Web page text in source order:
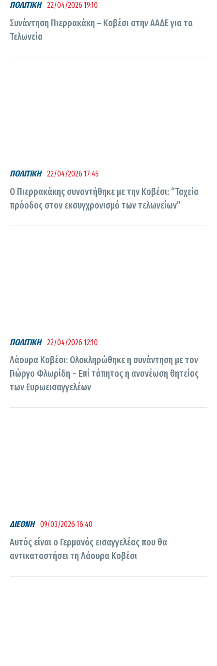
ΠΟΛΙΤΙΚΗ 22/04/2026 19:10
Συνάντηση Πιερρακάκη – Κοβέσι στην ΑΑΔΕ για τα
Τελωνεία
ΠΟΛΙΤΙΚΗ 22/04/2026 17:45
Ο Πιερρακάκης συναντήθηκε με την Κοβέσι: “Ταχεία
πρόοδος στον εκσυγχρονισμό των τελωνείων”
ΠΟΛΙΤΙΚΗ 22/04/2026 12:10
Λάουρα Κοβέσι: Ολοκληρώθηκε η συνάντηση με τον
Γιώργο Φλωρίδη – Επί τάπητος η ανανέωση θητείας
των Ευρωεισαγγελέων
ΔΙΕΘΝΗ 09/03/2026 16:40
Αυτός είναι ο Γερμανός εισαγγελέας που θα
αντικαταστήσει τη Λάουρα Κοβέσι